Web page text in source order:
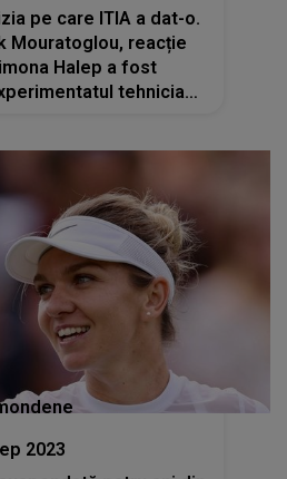
pe care ITIA a dat-o.
Mouratoglou, reacție
Halep a fost
tehnician
2023